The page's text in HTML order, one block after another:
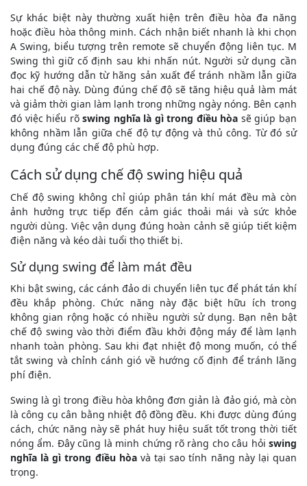
Sự khác biệt này thường xuất hiện trên điều hòa đa năng
hoặc điều hòa thông minh. Cách nhận biết nhanh là khi chọn
A Swing, biểu tượng trên remote sẽ chuyển động liên tục. M
Swing thì giữ cố định sau khi nhấn nút. Người sử dụng cần
đọc kỹ hướng dẫn từ hãng sản xuất để tránh nhầm lẫn giữa
hai chế độ này. Dùng đúng chế độ sẽ tăng hiệu quả làm mát
và giảm thời gian làm lạnh trong những ngày nóng. Bên cạnh
đó việc hiểu rõswing nghĩa là gì trong điều hòa sẽ giúp bạn
không nhầm lẫn giữa chế độ tự động và thủ công. Từ đó sử
dụng đúng các chế độ phù hợp.
Cách sử dụng chế độ swing hiệu quả
Chế độ swing không chỉ giúp phân tán khí mát đều mà còn
ảnh hưởng trực tiếp đến cảm giác thoải mái và sức khỏe
người dùng. Việc vận dụng đúng hoàn cảnh sẽ giúp tiết kiệm
điện năng và kéo dài tuổi thọ thiết bị.
Sử dụng swing để làm mát đều
Khi bật swing, các cánh đảo di chuyển liên tục để phát tán khí
đều khắp phòng. Chức năng này đặc biệt hữu ích trong
không gian rộng hoặc có nhiều người sử dụng. Bạn nên bật
chế độ swing vào thời điểm đầu khởi động máy để làm lạnh
nhanh toàn phòng. Sau khi đạt nhiệt độ mong muốn, có thể
tắt swing và chỉnh cánh gió về hướng cố định để tránh lãng
phí điện.
Swing là gì trong điều hòa không đơn giản là đảo gió, mà còn
là công cụ cân bằng nhiệt độ đồng đều. Khi được dùng đúng
cách, chức năng này sẽ phát huy hiệu suất tốt trong thời tiết
nóng ẩm. Đây cũng là minh chứng rõ ràng cho câu hỏi swing
nghĩa là gì trong điều hòavà tại sao tính năng này lại quan
trọng.